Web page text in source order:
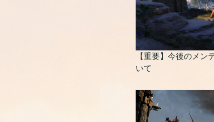
【重要】今後のメン
いて